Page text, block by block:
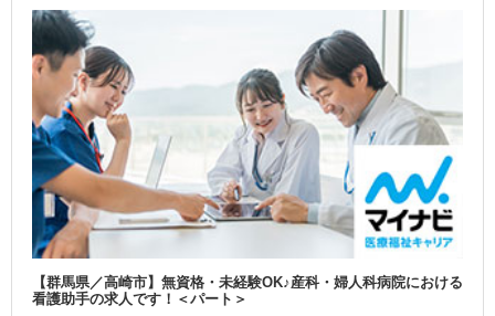
【群馬県／高崎市】無資格・未経験OK♪産科・婦人科病院における
看護助手の求人です！＜パート＞